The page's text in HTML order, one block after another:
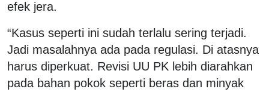
efek jera.
“Kasus seperti ini sudah terlalu sering terjadi.
Jadi masalahnya ada pada regulasi. Di atasnya
harus diperkuat. Revisi UU PK lebih diarahkan
pada bahan pokok seperti beras dan minyak